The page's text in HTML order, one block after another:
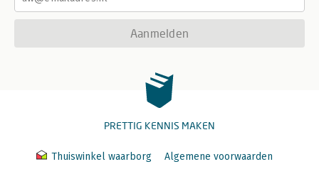
Aanmelden
PRETTIG KENNIS MAKEN
Thuiswinkel waarborg
Algemene voorwaarden